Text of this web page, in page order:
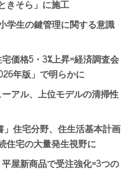
きそら」に施工
学生の鍵管理に関する意識
価格5・3%上昇=経済調査会
年版」で明らかに
アル、上位モデルの清掃性
」住宅分野、住生活基本計画
住宅の大量発生視野に
屋新商品で受注強化=3つの